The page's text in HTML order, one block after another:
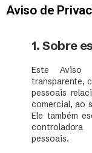
Aviso de
1. Sobre
Este Aviso
transparente,
pessoais
comercial, ao
Ele também
pessoais.